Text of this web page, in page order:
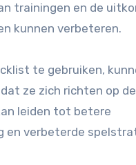
trainingen en de
kunnen verbeteren.
te gebruiken,
ze zich richten op
leiden tot betere
en verbeterde